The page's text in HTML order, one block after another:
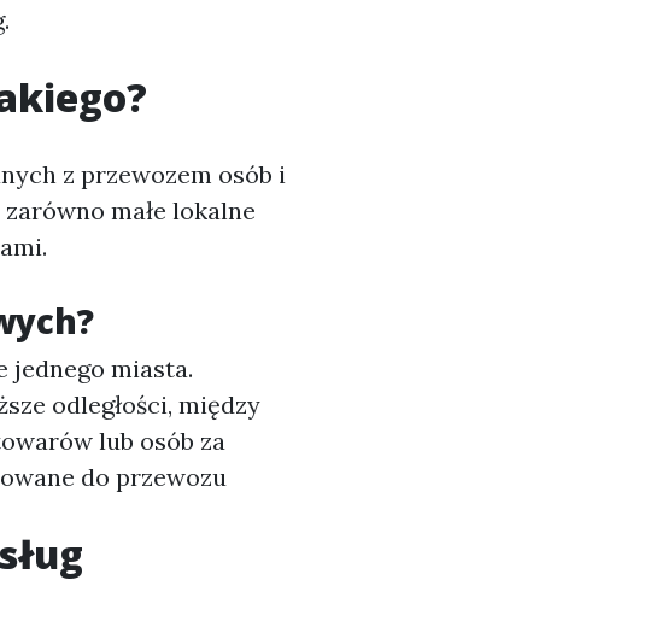
z przewozem osób i
małe lokalne
jednego miasta.
odległości, między
lub osób za
do przewozu